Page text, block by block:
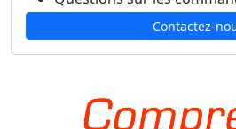
Contactez-